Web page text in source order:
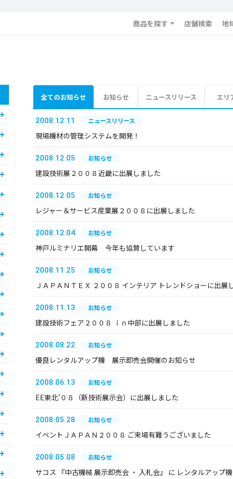
商品を探す 店舗検索 地
全てのお知らせ お知らせ ニュースリリース エリ
2008.12.11 ニュースリリース
現場機材の管理システムを開発！
2008.12.05 お知らせ
建設技術展２００８近畿に出展しました
2008.12.05 お知らせ
レジャー＆サービス産業展２００８に出展しました
2008.12.04 お知らせ
神戸ルミナリエ開幕 今年も協賛しています
2008.11.25 お知らせ
ＪＡＰＡＮＴＥＸ ２００８ インテリア トレンドショーに出展
2008.11.13 お知らせ
建設技術フェア２００８ ｉｎ中部に出展しました
2008.08.22 お知らせ
優良レンタルアップ機 展示即売会開催のお知らせ
2008.06.13 お知らせ
EE東北’０８（新技術展示会）に出展しました
2008.05.28 お知らせ
イベントＪＡＰＡＮ２００８ ご来場有難うございました
2008.05.08 お知らせ
サコス 『中古機械 展示即売会 ・ 入札会』 に レンタルアップ